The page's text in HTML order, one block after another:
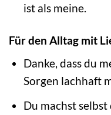
ist als meine.
Für den Alltag mit
Danke, dass du
Sorgen lachhaft
Du machst